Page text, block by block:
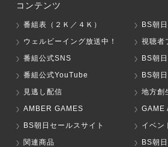
コンテンツ
番組表（２Ｋ／４Ｋ）
BS朝
ウェルビーイング放送中！
視聴者
番組公式SNS
BS朝
番組公式YouTube
BS朝
見逃し配信
地方創
AMBER GAMES
GAME
BS朝日セールスサイト
イベン
関連商品
BS朝